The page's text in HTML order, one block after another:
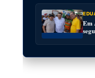
Em